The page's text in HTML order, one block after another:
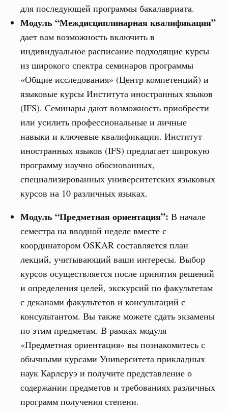
для последующей программы бакалавриата.
Модуль “Междисциплинарная квалификация”
дает вам возможность включить в
индивидуальное расписание подходящие курсы
из широкого спектра семинаров программы
«Общие исследования» (Центр компетенций) и
языковые курсы Института иностранных языков
(IFS). Семинары дают возможность приобрести
или усилить профессиональные и личные
навыки и ключевые квалификации. Институт
иностранных языков (IFS) предлагает широкую
программу научно обоснованных,
специализированных университетских языковых
курсов на 10 различных языках.
Модуль “Предметная ориентация”:В начале
семестра на вводной неделе вместе с
координатором OSKAR составляется план
лекций, учитывающий ваши интересы. Выбор
курсов осуществляется после принятия решений
и определения целей, экскурсий по факультетам
с деканами факультетов и консультаций с
консультантом. Вы также можете сдать экзамены
по этим предметам. В рамках модуля
«Предметная ориентация» вы познакомитесь с
обычными курсами Университета прикладных
наук Карлсруэ и получите представление о
содержании предметов и требованиях различных
программ получения степени.